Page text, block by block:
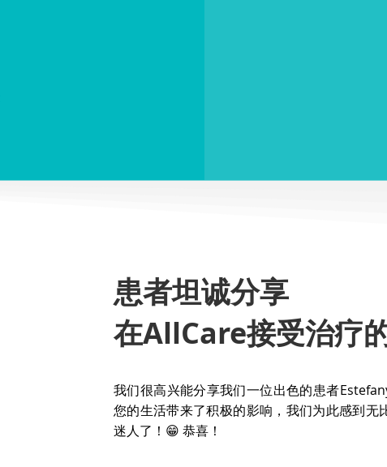
患者坦诚分享
在AllCare接受治疗
我们很高兴能分享我们一位出色的患者
您的生活带来了积极的影响，我们为此感到无
迷人了！😁 恭喜！